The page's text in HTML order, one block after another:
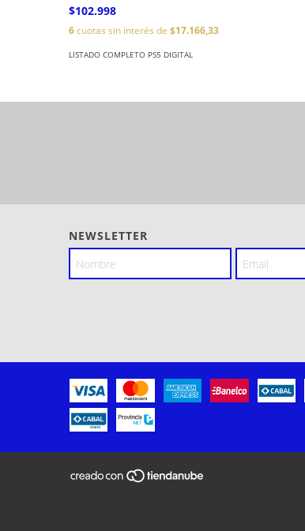
$102.998
6cuotas sin interés de $17.166,33
LISTADO COMPLETO PS5 DIGITAL
NEWSLETTER